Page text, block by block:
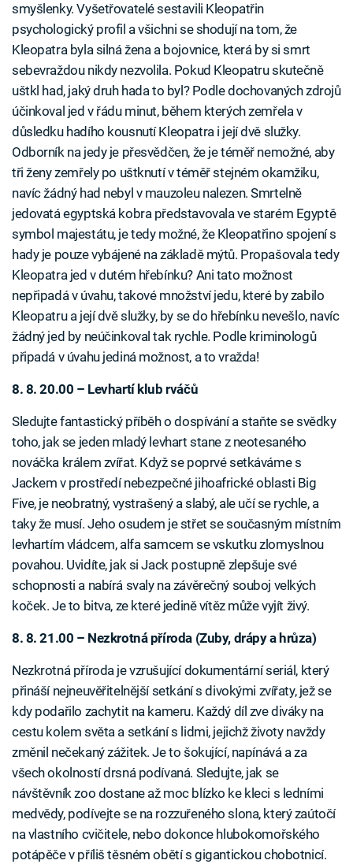
smyšlenky. Vyšetřovatelé sestavili Kleopatřin
psychologický profil a všichni se shodují na tom, že
Kleopatra byla silná žena a bojovnice, která by si smrt
sebevraždou nikdy nezvolila. Pokud Kleopatru skutečně
uštkl had, jaký druh hada to byl? Podle dochovaných zdrojů
účinkoval jed v řádu minut, během kterých zemřela v
důsledku hadího kousnutí Kleopatra i její dvě služky.
Odborník na jedy je přesvědčen, že je téměř nemožné, aby
tři ženy zemřely po uštknutí v téměř stejném okamžiku,
navíc žádný had nebyl v mauzoleu nalezen. Smrtelně
jedovatá egyptská kobra představovala ve starém Egyptě
symbol majestátu, je tedy možné, že Kleopatřino spojení s
hady je pouze vybájené na základě mýtů. Propašovala tedy
Kleopatra jed v dutém hřebínku? Ani tato možnost
nepřipadá v úvahu, takové množství jedu, které by zabilo
Kleopatru a její dvě služky, by se do hřebínku nevešlo, navíc
žádný jed by neúčinkoval tak rychle. Podle kriminologů
připadá v úvahu jediná možnost, a to vražda!
8. 8. 20.00 – Levhartí klub rváčů
Sledujte fantastický příběh o dospívání a staňte se svědky
toho, jak se jeden mladý levhart stane z neotesaného
nováčka králem zvířat. Když se poprvé setkáváme s
Jackem v prostředí nebezpečné jihoafrické oblasti Big
Five, je neobratný, vystrašený a slabý, ale učí se rychle, a
taky že musí. Jeho osudem je střet se současným místním
levhartím vládcem, alfa samcem se vskutku zlomyslnou
povahou. Uvidíte, jak si Jack postupně zlepšuje své
schopnosti a nabírá svaly na závěrečný souboj velkých
koček. Je to bitva, ze které jedině vítěz může vyjít živý.
8. 8. 21.00 – Nezkrotná příroda (Zuby, drápy a hrůza)
Nezkrotná příroda je vzrušující dokumentární seriál, který
přináší nejneuvěřitelnější setkání s divokými zvířaty, jež se
kdy podařilo zachytit na kameru. Každý díl zve diváky na
cestu kolem světa a setkání s lidmi, jejichž životy navždy
změnil nečekaný zážitek. Je to šokující, napínává a za
všech okolností drsná podívaná. Sledujte, jak se
návštěvník zoo dostane až moc blízko ke kleci s ledními
medvědy, podívejte se na rozzuřeného slona, který zaútočí
na vlastního cvičitele, nebo dokonce hlubokomořského
potápěče v příliš těsném obětí s gigantickou chobotnicí.